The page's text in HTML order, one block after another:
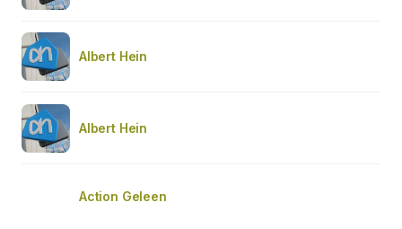
Albert Hein
Albert Hein
Action Geleen